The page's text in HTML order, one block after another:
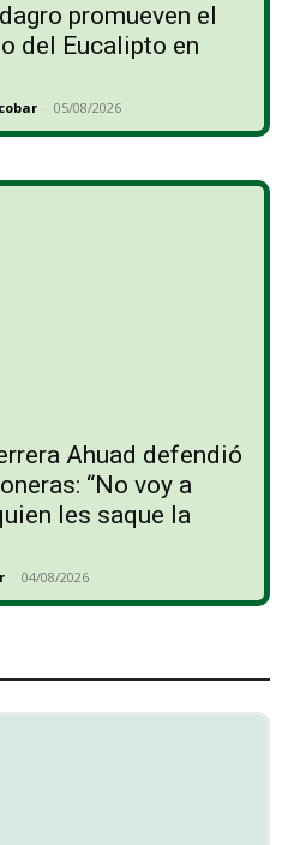
promueven el
del Eucalipto en
- 05/08/2026
Ahuad defendió
“No voy a
les saque la
- 04/08/2026